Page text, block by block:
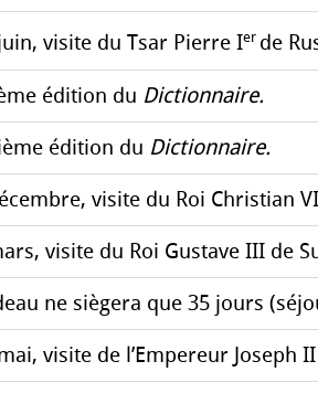
visite du Tsar Pierre Ier de
édition du Dictionnaire.
édition du Dictionnaire.
visite du Roi Christian
visite du Roi Gustave III de
ne siègera que 35 jours
visite de l’Empereur Joseph